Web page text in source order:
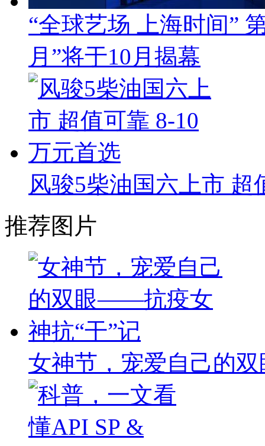
“全球艺场 上海时间”
月”将于10月揭幕
风骏5柴油国六上市 超
推荐图片
女神节，宠爱自己的